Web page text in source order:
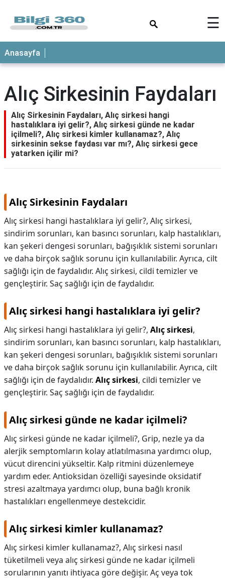
ANASAYFA
☰
Anasayfa
Alıç Sirkesinin Faydaları
Alıç Sirkesinin Faydaları, Alıç sirkesi hangi
hastalıklara iyi gelir?, Alıç sirkesi günde ne kadar
içilmeli?, Alıç sirkesi kimler kullanamaz?, Alıç
sirkesinin sekse faydası var mı?, Alıç sirkesi gece
yatarken içilir mi?
Alıç Sirkesinin Faydaları
Alıç sirkesi hangi hastalıklara iyi gelir?, Alıç sirkesi,
sindirim sorunları, kan basıncı sorunları, kalp hastalıkları,
kan şekeri dengesi sorunları, bağışıklık sistemi sorunları
ve daha birçok sağlık sorunu için kullanılabilir. Ayrıca, cilt
sağlığı için de faydalıdır. Alıç sirkesi, cildi temizler ve
gençleştirir. Saç sağlığı için de faydalıdır.
Alıç sirkesi hangi hastalıklara iyi gelir?
Alıç sirkesi hangi hastalıklara iyi gelir?, Alıç sirkesi,
sindirim sorunları, kan basıncı sorunları, kalp hastalıkları,
kan şekeri dengesi sorunları, bağışıklık sistemi sorunları
ve daha birçok sağlık sorunu için kullanılabilir. Ayrıca, cilt
sağlığı için de faydalıdır. Alıç sirkesi, cildi temizler ve
gençleştirir. Saç sağlığı için de faydalıdır.
Alıç sirkesi günde ne kadar içilmeli?
Alıç sirkesi günde ne kadar içilmeli?, Grip, nezle ya da
alerjik semptomların kolay atlatılmasına yardımcı olup,
vücut direncini yükseltir. Kalp ritmini düzenlemeye
yardım eder. Antioksidan özelliği sayesinde oksidatif
stresi azaltmaya yardımcı olup, buna bağlı kronik
hastalıkları engellenmeye destekcidir.
Alıç sirkesi kimler kullanamaz?
Alıç sirkesi kimler kullanamaz?, Alıç sirkesi nasıl
tüketilmeli veya alıç sirkesi günde ne kadar içilmeli
sorularının yanıtı ihtiyaca göre değişir. Aç veya tok